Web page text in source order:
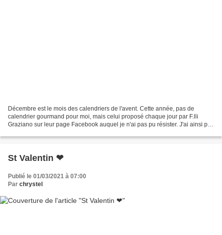
Décembre est le mois des calendriers de l'avent. Cette année, pas de
calendrier gourmand pour moi, mais celui proposé chaque jour par F.lli
Graziano sur leur page Facebook auquel je n'ai pas pu résister. J'ai ainsi pu
St Valentin ❤
Publié le 01/03/2021 à 07:00
Par chrystel